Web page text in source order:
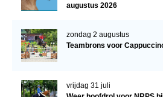
Inloggen
CONTACT
REGIO'S
Regio Noord
augustus 2026
zondag 2 augustus
Teambrons voor
vrijdag 31 juli